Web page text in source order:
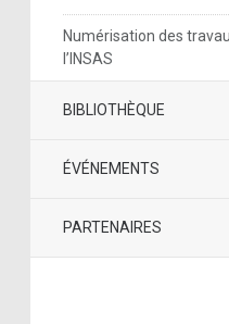
Numérisation des
l’INSAS
BIBLIOTHÈQUE
ÉVÉNEMENTS
PARTENAIRES